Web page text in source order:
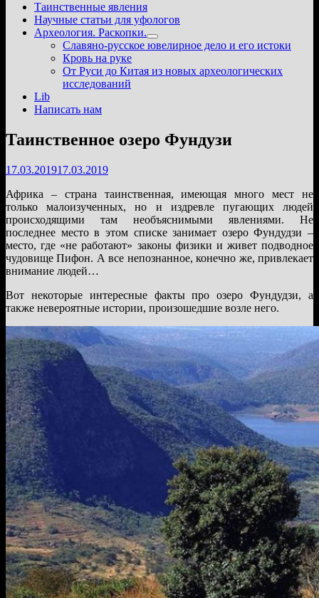
Таинственные явления
Научные статьи для уфологов
Археология. Раскопки.
Показать
подменю
Славяно-русское ювелирное дело и его истоки
Кровь на руке
От Руси до Китая из новых археологических
исследований
Lib
Написать нам
Таинственное озеро Фундузи
17.03.201917.03.2019
Африка – страна таинственная, имеющая много мест не
только малоизученных, но и издревле пугающих людей
происходящими там необъяснимыми явлениями. Не
последнее место в этом списке занимает озеро Фундудзи –
место, где «не работают» законы физики и живет подводное
чудовище Пифон. А все непознанное, конечно же, привлекает
внимание людей…
Вот некоторые интересные факты про озеро Фундудзи, а
также невероятные истории, произошедшие возле него.